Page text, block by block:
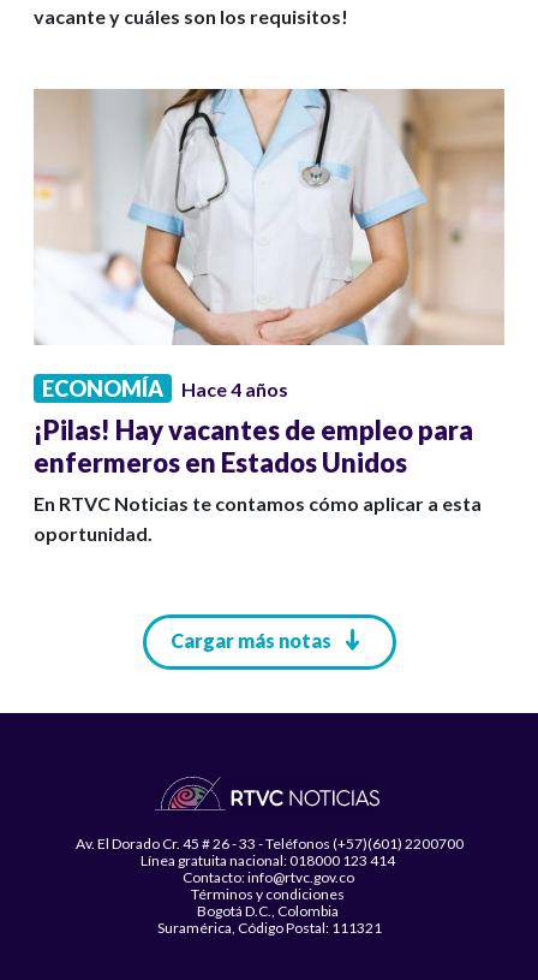
vacante y cuáles son los requisitos!
ECONOMÍA Hace 4 años
¡Pilas! Hay vacantes de empleo para
enfermeros en Estados Unidos
En RTVC Noticias te contamos cómo aplicar a esta
oportunidad.
Cargar más notas
Av. El Dorado Cr. 45 # 26 - 33 - Teléfonos (+57)(601) 2200700
Línea gratuita nacional: 018000 123 414
Contacto: info@rtvc.gov.co
Términos y condiciones
Bogotá D.C., Colombia
Suramérica, Código Postal: 111321